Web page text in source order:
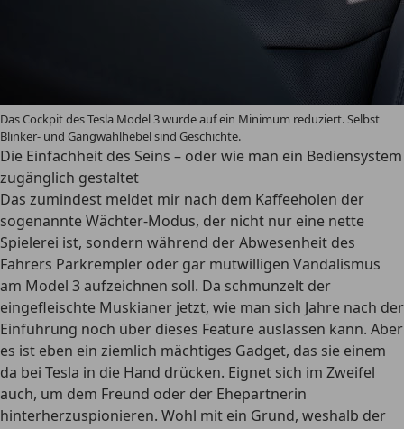
Das Cockpit des Tesla Model 3 wurde auf ein Minimum reduziert. Selbst
Blinker- und Gangwahlhebel sind Geschichte.
Die Einfachheit des Seins – oder wie man ein Bediensystem
zugänglich gestaltet
Das zumindest meldet mir nach dem Kaffeeholen der
sogenannte Wächter-Modus, der nicht nur eine nette
Spielerei ist, sondern während der Abwesenheit des
Fahrers Parkrempler oder gar mutwilligen Vandalismus
am Model 3 aufzeichnen soll. Da schmunzelt der
eingefleischte Muskianer jetzt, wie man sich Jahre nach der
Einführung noch über dieses Feature auslassen kann. Aber
es ist eben ein ziemlich mächtiges Gadget, das sie einem
da bei Tesla in die Hand drücken. Eignet sich im Zweifel
auch, um dem Freund oder der Ehepartnerin
hinterherzuspionieren. Wohl mit ein Grund, weshalb der